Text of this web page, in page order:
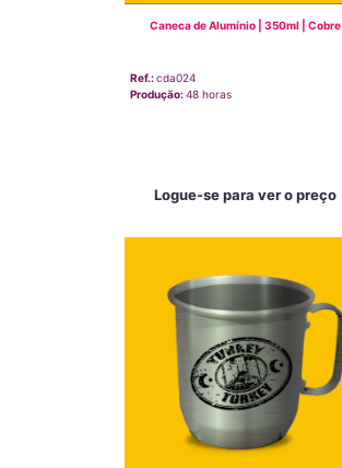
Caneca de Alumínio | 350ml | Cobre
Ref.:cda024
Produção:48 horas
Logue-se para ver o preço